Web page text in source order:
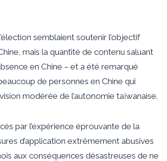
semblaient soutenir l’objectif
mais la quantité de contenu saluant
en Chine – et a été remarqué
de personnes en Chine qui
modérée de l’autonomie taïwanaise.
par l’expérience éprouvante de la
d’application extrêmement abusives
aux conséquences désastreuses de ne